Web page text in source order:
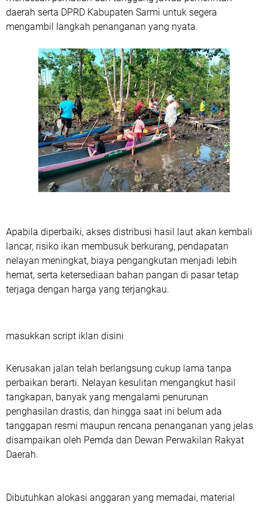
daerah serta DPRD Kabupaten Sarmi untuk segera
mengambil langkah penanganan yang nyata.
Apabila diperbaiki, akses distribusi hasil laut akan kembali
lancar, risiko ikan membusuk berkurang, pendapatan
nelayan meningkat, biaya pengangkutan menjadi lebih
hemat, serta ketersediaan bahan pangan di pasar tetap
terjaga dengan harga yang terjangkau.
masukkan script iklan disini
Kerusakan jalan telah berlangsung cukup lama tanpa
perbaikan berarti. Nelayan kesulitan mengangkut hasil
tangkapan, banyak yang mengalami penurunan
penghasilan drastis, dan hingga saat ini belum ada
tanggapan resmi maupun rencana penanganan yang jelas
disampaikan oleh Pemda dan Dewan Perwakilan Rakyat
Daerah.
Dibutuhkan alokasi anggaran yang memadai, material